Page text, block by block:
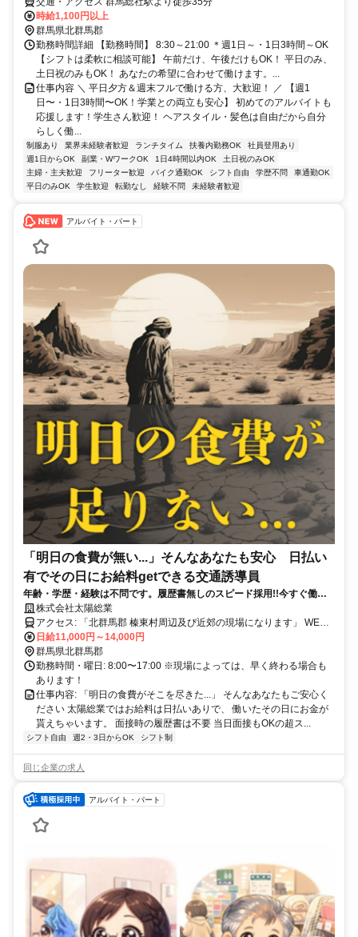
時給1,100円以上
群馬県北群馬郡
勤務時間詳細 【勤務時間】 8:30～21:00 ＊週1日～・1日3時間～OK
【シフトは柔軟に相談可能】 午前だけ、午後だけもOK！ 平日のみ、
土日祝のみもOK！ あなたの希望に合わせて働けます。...
仕事内容 ＼ 平日夕方＆週末フルで働ける方、大歓迎！ ／ 【週1
日〜・1日3時間〜OK！学業との両立も安心】 初めてのアルバイトも
応援します！学生さん歓迎！ ヘアスタイル・髪色は自由だから自分
らしく働...
制服あり 業界未経験者歓迎 ランチタイム 扶養内勤務OK
社員登用あり
週1日からOK
副業・WワークOK 1日4時間以内OK
土日祝のみOK
主婦・主夫歓迎
フリーター歓迎 バイク通勤OK シフト自由 学歴不問
車通勤OK
平日のみOK
学生歓迎 転勤なし 経験不問 未経験者歓迎
アルバイト・パート
「明日の食費が無い...」そんなあなたも安心 日払い
有でその日にお給料getできる交通誘導員
年齢・学歴・経験は不問です。履歴書無しのスピード採用!!今すぐ働け
ちゃいます
株式会社太陽総業
アクセス: 「北群馬郡 榛東村周辺及び近郊の現場になります」 WEB
面接OK！ 電話面接OK！ 【面接地】 「株式会社太陽総業（本社）」
〒371-0846 群馬県前橋市元総社町１丁目８−３ 太陽ビル 3F 「株式会
社太陽総業 東毛エリアセンター」 〒373-0033 群馬県太田市西本町５
８−２０ 塚越ビル 103
日給11,000円～14,000円
群馬県北群馬郡
勤務時間・曜日: 8:00〜17:00 ※現場によっては、早く終わる場合も
あります！
仕事内容: 「明日の食費がそこを尽きた...」 そんなあなたもご安心く
ださい 太陽総業ではお給料は日払いありで、 働いたその日にお金が
貰えちゃいます。 面接時の履歴書は不要 当日面接もOKの超ス...
シフト自由 週2・3日からOK シフト制
同じ企業の求人
アルバイト・パート